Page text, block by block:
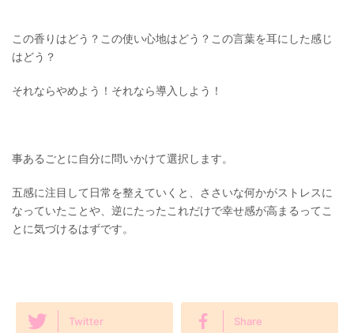
この香りはどう？この使い心地はどう？この言葉を耳にした感じ
はどう？
それならやめよう！それなら導入しよう！
事あるごとに自分に問いかけて選択します。
五感に注目して日常を整えていくと、ささいな何かがストレスに
なっていたことや、逆にたったこれだけで幸せ感が高まるってこ
とに気づけるはずです。
Twitter Share